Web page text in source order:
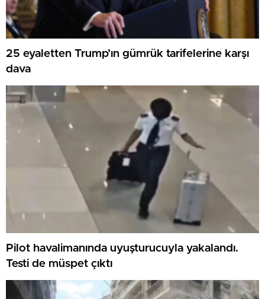
25 eyaletten Trump’ın gümrük tarifelerine karşı
dava
Pilot havalimanında uyuşturucuyla yakalandı.
Testi de müspet çıktı